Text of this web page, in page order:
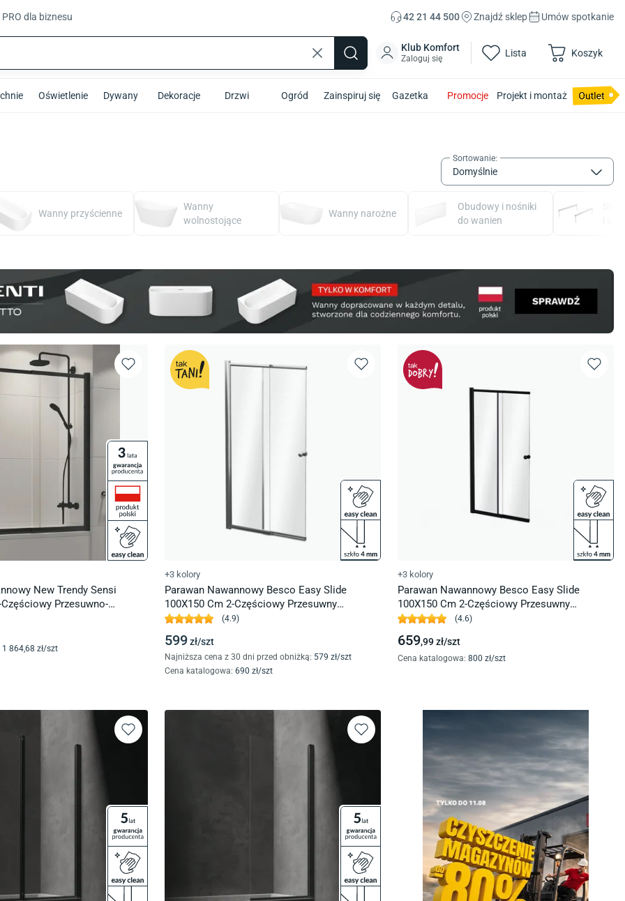
dla biznesu 42 21 44 500 Znajdź sklep Umów spotkanie
Klub Komfort
Zaloguj się Lista Koszyk
Oświetlenie Dywany Dekoracje Drzwi Ogród Zainspiruj się Gazetka Promocje Projekt i montaż
Sortowanie:
Domyślnie
Wanny przyścienne
Wanny
wolnostojące
Wanny narożne
Obudowy i nośniki
do wanien
New Trendy Sensi
Przesuwno-
1 864,68 zł/szt
+3 kolory
Parawan Nawannowy Besco Easy Slide
100X150 Cm 2-Częściowy Przesuwny
Uniwersalny Chrom Pes-2S
(4.9)
599zł/szt
Najniższa cena z 30 dni przed obniżką: 579 zł/szt
Cena katalogowa: 690 zł/szt
+3 kolory
Parawan Nawannowy Besco Easy Slide
100X150 Cm 2-Częściowy Przesuwny
Uniwersalny Czarny Pesb-2S
(4.6)
659,99zł/szt
Cena katalogowa: 800 zł/szt